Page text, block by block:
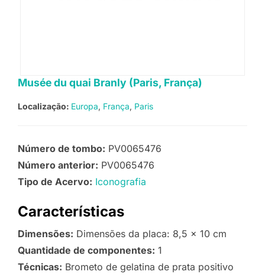
Musée du quai Branly (Paris, França)
Localização: Europa França Paris
Número de tombo: PV0065476
Número anterior: PV0065476
Tipo de Acervo: Iconografia
Características
Dimensões: Dimensões da placa: 8,5 x 10 cm
Quantidade de componentes: 1
Técnicas: Brometo de gelatina de prata positivo